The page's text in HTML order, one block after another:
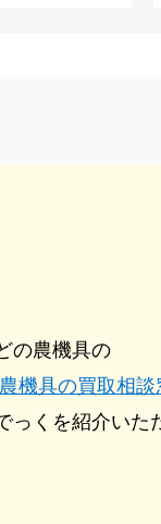
の農機具の
農機具の買取相談
っくを紹介いた